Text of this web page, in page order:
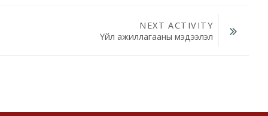
NEXT ACTIVITY
Үйл ажиллагааны мэдээлэл